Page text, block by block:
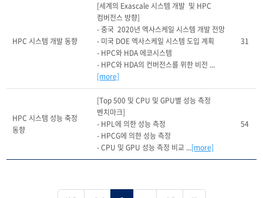
HPC 시스템 개발 동향
[세계의 Exascale 시스템 개발  및 HPC
컴버전스 방향]
- 중국  2020년 엑사스케일 시스템 개발 전망
- 미국 DOE 엑사스케일 시스템 도입 계획
- HPC와 HDA 에코시스템
- HPC와 HDA의 컨버전스를 위한 비전 ...
[more]
31
HPC 시스템 성능 축정
동향
[Top 500 및 CPU 및 GPU별 성능 측정
벤치마크]
- HPL에 의한 성능 측정
- HPCG에 의한 성능 측정
- CPU 및 GPU 성능 측정 비교 ...[more]
54